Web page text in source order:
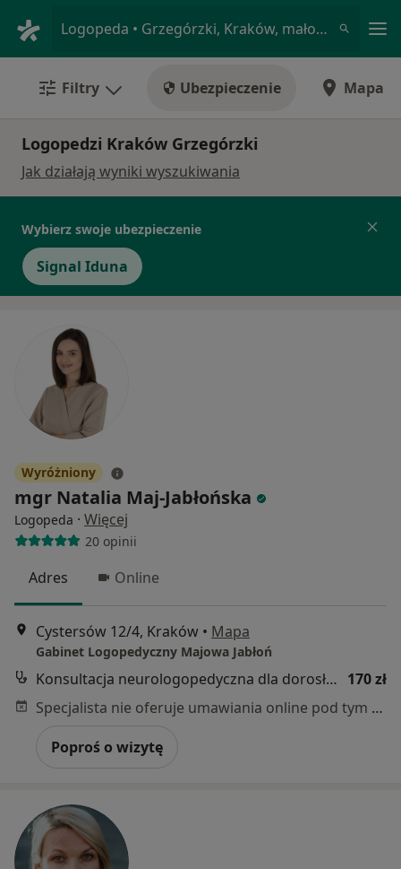
Logopeda • Grzegórzki, Kraków, małopolskie
Filtry Ubezpieczenie Mapa
Logopedzi Kraków Grzegórzki
Jak działają wyniki wyszukiwania
Wybierz swoje ubezpieczenie
Signal Iduna
Wyróżniony
mgr Natalia Maj-Jabłońska
Logopeda · Więcej
20 opinii
Adres Online
Cystersów 12/4, Kraków • Mapa
Gabinet Logopedyczny Majowa Jabłoń
Konsultacja neurologopedyczna dla dorosłych 170 zł
Specjalista nie oferuje umawiania online pod tym adresem.
Poproś o wizytę